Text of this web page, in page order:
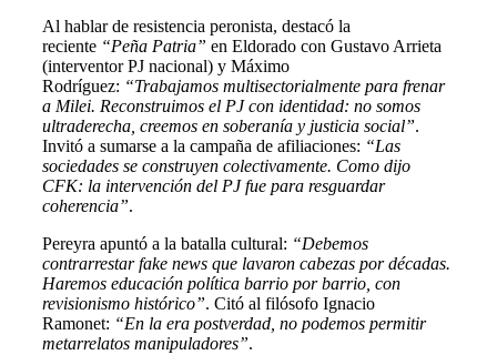
Al hablar de resistencia peronista, destacó la
reciente “Peña Patria” en Eldorado con Gustavo Arrieta
(interventor PJ nacional) y Máximo
Rodríguez: “Trabajamos multisectorialmente para frenar
a Milei. Reconstruimos el PJ con identidad: no somos
ultraderecha, creemos en soberanía y justicia social”.
Invitó a sumarse a la campaña de afiliaciones: “Las
sociedades se construyen colectivamente. Como dijo
CFK: la intervención del PJ fue para resguardar
coherencia”.
Pereyra apuntó a la batalla cultural: “Debemos
contrarrestar fake news que lavaron cabezas por décadas.
Haremos educación política barrio por barrio, con
revisionismo histórico”. Citó al filósofo Ignacio
Ramonet: “En la era postverdad, no podemos permitir
metarrelatos manipuladores”.